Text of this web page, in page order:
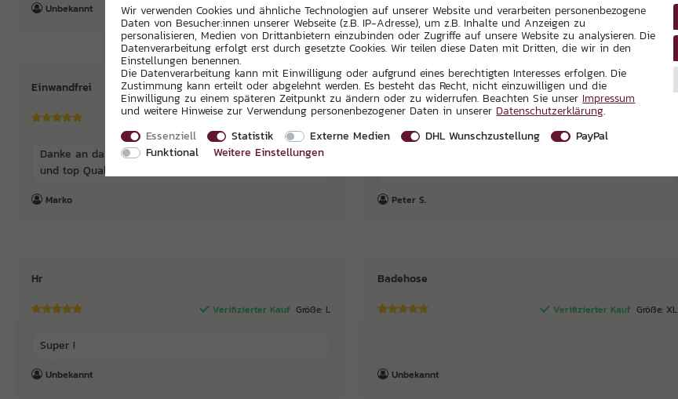
Unbekannt Unbekannt
Einwandfrei
Verifizierter Kauf Größe: 2XL
Danke an das Merchandising-Team, klasse Produkt
und top Qualität!
Marko
Badeshorts Black Edition
Verifizierter Kauf
Perfekt
Peter S.
Hr
Verifizierter Kauf Größe: L
Super !
Unbekannt
Badehose
Verifizierter Kauf Größe: XL
Unbekannt
Wir verwenden Cookies und ähnliche Technologien auf unserer Website und verarbeiten personenbezogene
Daten von Besucher:innen unserer Webseite (z.B. IP-Adresse), um z.B. Inhalte und Anzeigen zu
personalisieren, Medien von Drittanbietern einzubinden oder Zugriffe auf unsere Website zu analysieren. Die
Datenverarbeitung erfolgt erst durch gesetzte Cookies. Wir teilen diese Daten mit Dritten, die wir in den
Einstellungen benennen.
Die Datenverarbeitung kann mit Einwilligung oder aufgrund eines berechtigten Interesses erfolgen. Die
Zustimmung kann erteilt oder abgelehnt werden. Es besteht das Recht, nicht einzuwilligen und die
Einwilligung zu einem späteren Zeitpunkt zu ändern oder zu widerrufen. Beachten Sie unser Impressum
und weitere Hinweise zur Verwendung personenbezogener Daten in unserer Daten­schutz­erklärung.
Essenziell
Statistik Externe Medien DHL Wunschzustellung
PayPal
Funktional
Weitere Einstellungen